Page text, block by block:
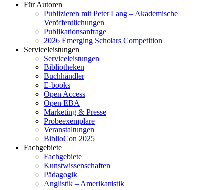
Für Autoren
Publizieren mit Peter Lang – Akademische
Veröffentlichungen
Publikationsanfrage
2026 Emerging Scholars Competition
Serviceleistungen
Serviceleistungen
Bibliotheken
Buchhändler
E-books
Open Access
Open EBA
Marketing & Presse
Probeexemplare
Veranstaltungen
BiblioCon 2025
Fachgebiete
Fachgebiete
Kunstwissenschaften
Pädagogik
Anglistik – Amerikanistik